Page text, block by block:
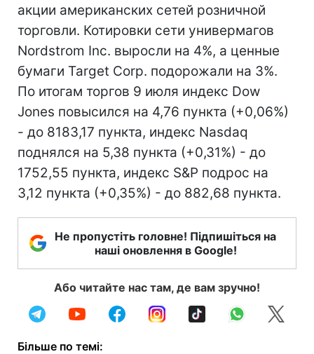
акции американских сетей розничной
торговли. Котировки сети универмагов
Nordstrom Inc. выросли на 4%, а ценные
бумаги Target Corp. подорожали на 3%.
По итогам торгов 9 июля индекс Dow
Jones повысился на 4,76 пункта (+0,06%)
- до 8183,17 пункта, индекс Nasdaq
поднялся на 5,38 пункта (+0,31%) - до
1752,55 пункта, индекс S&P подрос на
3,12 пункта (+0,35%) - до 882,68 пункта.
Не пропустіть головне! Підпишіться на
наші оновлення в Google!
Або читайте нас там, де вам зручно!
Більше по темі: